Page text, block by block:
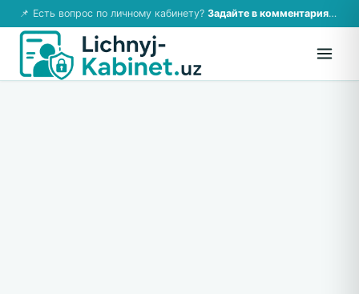
📌 Есть вопрос по личному кабинету? Задайте в комментариях — ответим!